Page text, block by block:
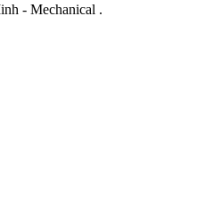
- Mechanical .